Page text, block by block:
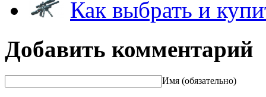
Как выбрать и
Добавить комментарий
Имя (обязательно)